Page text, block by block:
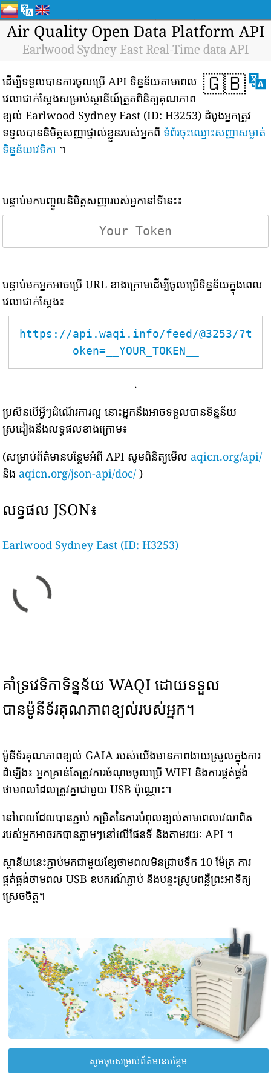
Air Quality Open Data Platform API
Earlwood Sydney East Real-Time data API
🇬🇧
ដើម្បីទទួលបានការចូលប្រើ API ទិន្នន័យតាមពេល
វេលាជាក់ស្តែងសម្រាប់ស្ថានីយ៍ត្រួតពិនិត្យគុណភាព
ខ្យល់ Earlwood Sydney East (ID: H3253) ដំបូងអ្នកត្រូវ
ទទួលបាននិមិត្តសញ្ញាផ្ទាល់ខ្លួនរបស់អ្នកពី ទំព័រចុះឈ្មោះសញ្ញាសម្ងាត់
ទិន្នន័យវេទិកា ។
បន្ទាប់មកបញ្ចូលនិមិត្តសញ្ញារបស់អ្នកនៅទីនេះ៖
បន្ទាប់មកអ្នកអាចប្រើ URL ខាងក្រោមដើម្បីចូលប្រើទិន្នន័យក្នុងពេល
វេលាជាក់ស្តែង៖
https://api.waqi.info/feed/@3253/?t
oken=__YOUR_TOKEN__
.
ប្រសិនបើអ្វីៗដំណើរការល្អ នោះអ្នកនឹងអាចទទួលបានទិន្នន័យ
ស្រដៀងនឹងលទ្ធផលខាងក្រោម៖
(សម្រាប់ព័ត៌មានបន្ថែមអំពី API សូមពិនិត្យមើល aqicn.org/api/
និង aqicn.org/json-api/doc/ )
លទ្ធផល JSON៖
Earlwood Sydney East (ID: H3253)
គាំទ្រវេទិកាទិន្នន័យ WAQI ដោយទទួល
បានម៉ូនីទ័រគុណភាពខ្យល់របស់អ្នក។
ម៉ូនីទ័រគុណភាពខ្យល់ GAIA របស់យើងមានភាពងាយស្រួលក្នុងការ
ដំឡើង៖ អ្នកគ្រាន់តែត្រូវការចំណុចចូលប្រើ WIFI និងការផ្គត់ផ្គង់
ថាមពលដែលត្រូវគ្នាជាមួយ USB ប៉ុណ្ណោះ។
នៅពេលដែលបានភ្ជាប់ កម្រិតនៃការបំពុលខ្យល់តាមពេលវេលាពិត
របស់អ្នកអាចរកបានភ្លាមៗនៅលើផែនទី និងតាមរយៈ API ។
ស្ថានីយនេះភ្ជាប់មកជាមួយខ្សែថាមពលមិនជ្រាបទឹក 10 ម៉ែត្រ ការ
ផ្គត់ផ្គង់ថាមពល USB ឧបករណ៍ភ្ជាប់ និងបន្ទះស្រូបពន្លឺព្រះអាទិត្យ
ស្រេចចិត្ត។
សូមចុចសម្រាប់ព័ត៌មានបន្ថែម